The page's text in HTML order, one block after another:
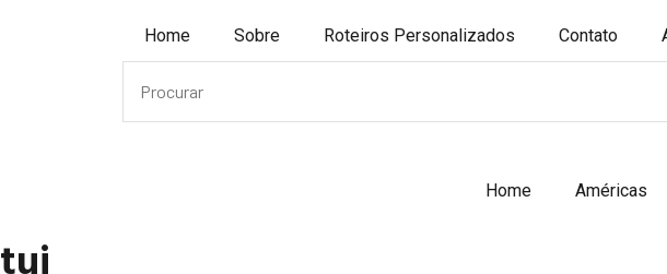
Home Sobre Roteiros Personalizados Contato
Home Américas
tui